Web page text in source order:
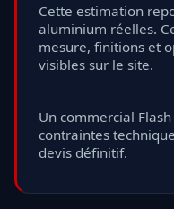
Cette estimation
aluminium réelles.
mesure, finitions et
visibles sur le site.
Un commercial
contraintes
devis définitif.